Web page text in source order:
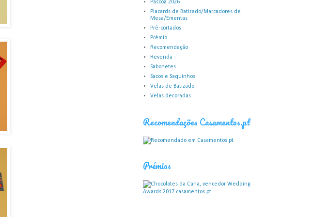
Páscoa 2026
Placards de Batizado/Marcadores de
Mesa/Ementas
Pré-cortados
Prémio
Recomendação
Revenda
Sabonetes
Sacos e Saquinhos
Velas de Batizado
Velas decoradas
Recomendações Casamentos.pt
Prémios